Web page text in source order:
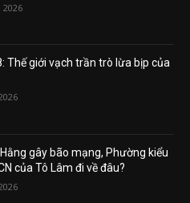
2026
Thế giới vạch trần trò lừa bịp của
gây bão mạng, Phường kiểu
của Tô Lâm đi về đâu?